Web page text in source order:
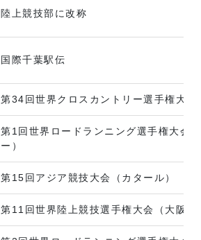
陸上競技部に改称
国際千葉駅伝
第34回世界クロスカントリー選手権大会
第1回世界ロードランニング選手権大会
ー）
第15回アジア競技大会（カタール）
第11回世界陸上競技選手権大会（大阪）